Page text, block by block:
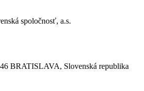
spoločnosť, a.s.
BRATISLAVA, Slovenská republika